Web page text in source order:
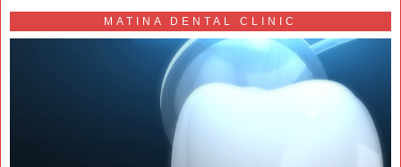
MATINA DENTAL CLINIC